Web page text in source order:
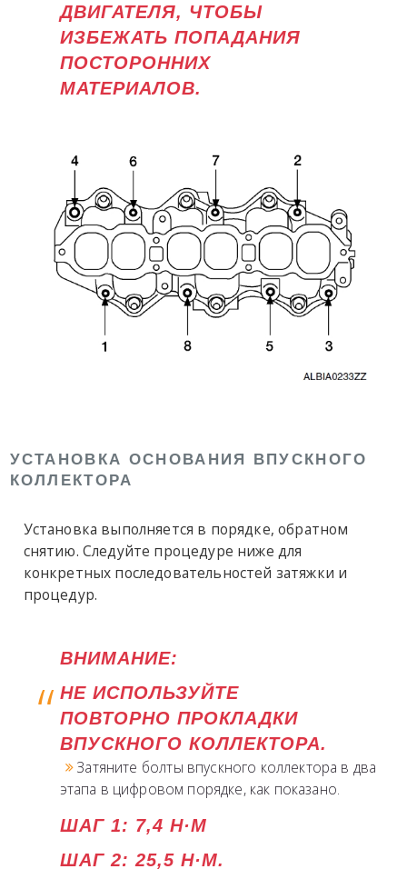
ДВИГАТЕЛЯ, ЧТОБЫ
ИЗБЕЖАТЬ ПОПАДАНИЯ
ПОСТОРОННИХ
МАТЕРИАЛОВ.
УСТАНОВКА ОСНОВАНИЯ ВПУСКНОГО
КОЛЛЕКТОРА
Установка выполняется в порядке, обратном
снятию. Следуйте процедуре ниже для
конкретных последовательностей затяжки и
процедур.
ВНИМАНИЕ:
НЕ ИСПОЛЬЗУЙТЕ
ПОВТОРНО ПРОКЛАДКИ
ВПУСКНОГО КОЛЛЕКТОРА.
Затяните болты впускного коллектора в два
этапа в цифровом порядке, как показано.
ШАГ 1: 7,4 Н·М
ШАГ 2: 25,5 Н·М.